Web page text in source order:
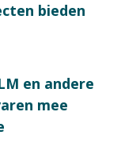
bieden
en andere
mee